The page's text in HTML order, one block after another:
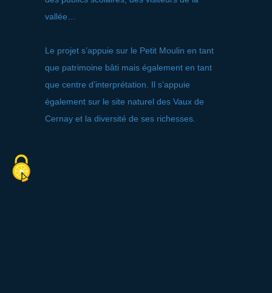
vallée…
Le projet s’appuie sur le Petit Moulin en tant
que patrimoine bâti mais également en tant
que centre d’interprétation. Il s’appuie
également sur le site naturel des Vaux de
Cernay et la diversité de ses richesses.